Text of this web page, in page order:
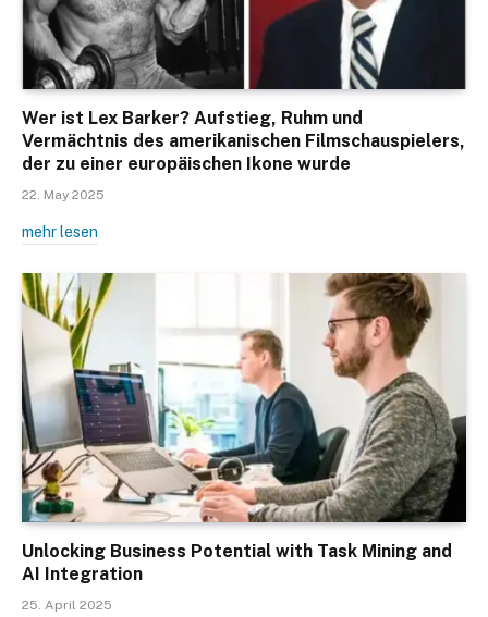
Wer ist Lex Barker? Aufstieg, Ruhm und
Vermächtnis des amerikanischen Filmschauspielers,
der zu einer europäischen Ikone wurde
22. May 2025
mehr lesen
Unlocking Business Potential with Task Mining and
AI Integration
25. April 2025